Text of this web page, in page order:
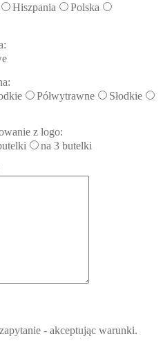
Hiszpania
Polska
Półwytrawne
Słodkie
z logo:
na 3 butelki
- akceptując warunki.